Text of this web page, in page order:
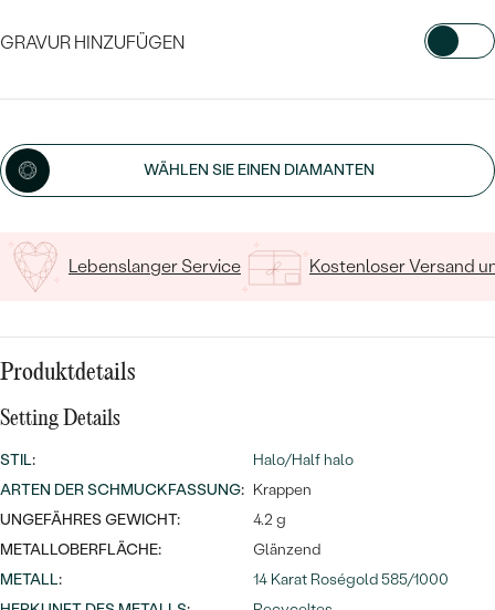
Meistverkaufte
Eheringe
ANSCHAUEN
MIT EDELSTEIN
NACH MATERIAL
GOLD
PLATIN
DIAMANTSCHMUCK
EDELSTEINSCHMUCK
DIAMANTEN
PERLENSCHMUCK
NACH STYL
PERSONALISIERT
MINIMALISTISCH
NACH ANLASS
PREISWERTE
PERLENKETTEN
PREISWERTE
GRAVUR HINZUFÜGEN
Geben Sie Initialen/Text ein
15/ 15 ZEICHEN
WÄHLEN SIE EINEN DIAMANTEN
Lebenslanger Service Kostenloser Versand
Produktdetails
Setting Details
STIL:
Halo/Half halo
ARTEN DER SCHMUCKFASSUNG: Krappen
UNGEFÄHRES GEWICHT:
4.2 g
METALLOBERFLÄCHE:
Glänzend
METALL:
14 Karat Roségold 585/1000